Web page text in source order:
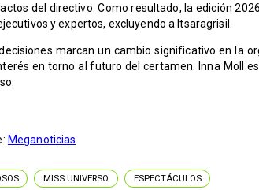
del directivo. Como resultado, la edición
y expertos, excluyendo a Itsaragrisil.
marcan un cambio significativo en la
en torno al futuro del certamen. Inna Moll
Meganoticias
MISS UNIVERSO ESPECTÁCULOS